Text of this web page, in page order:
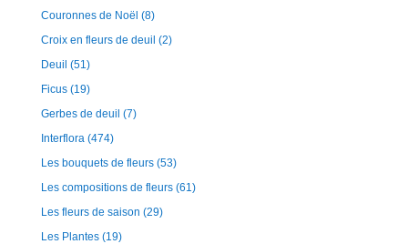
Couronnes de Noël (8)
Croix en fleurs de deuil (2)
Deuil (51)
Ficus (19)
Gerbes de deuil (7)
Interflora (474)
Les bouquets de fleurs (53)
Les compositions de fleurs (61)
Les fleurs de saison (29)
Les Plantes (19)